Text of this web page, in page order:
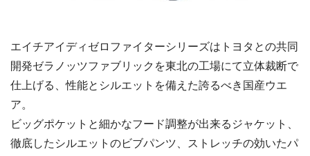
エイチアイディゼロファイターシリーズはトヨタとの共同
開発ゼラノッツファブリックを東北の工場にて立体裁断で
仕上げる、性能とシルエットを備えた誇るべき国産ウエ
ア。
ビッグポケットと細かなフード調整が出来るジャケット、
徹底したシルエットのビブパンツ、ストレッチの効いたパ